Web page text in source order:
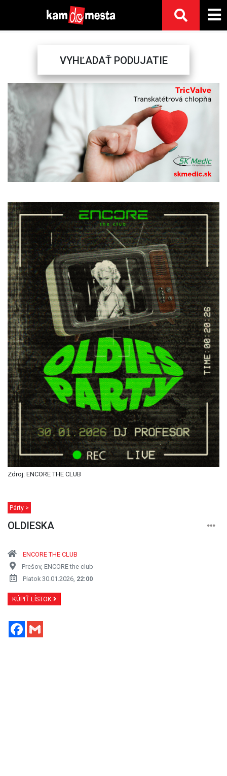
VYHĽADAŤ PODUJATIE
Previous
Zdroj: ENCORE THE CLUB
Párty >
OLDIESKA
ENCORE THE CLUB
Prešov, ENCORE the club
Piatok 30.01.2026, 22:00
KÚPIŤ LÍSTOK
Facebook